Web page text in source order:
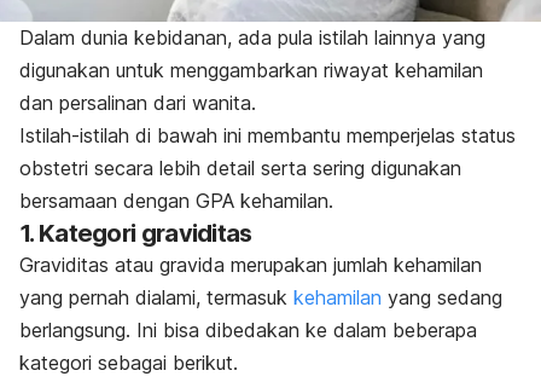
Dalam dunia kebidanan, ada pula istilah lainnya yang
digunakan untuk menggambarkan riwayat kehamilan
dan persalinan dari wanita.
Istilah-istilah di bawah ini membantu memperjelas status
obstetri secara lebih detail serta sering digunakan
bersamaan dengan GPA kehamilan.
1. Kategori graviditas
Graviditas atau gravida merupakan jumlah kehamilan
yang pernah dialami, termasuk kehamilan yang sedang
berlangsung. Ini bisa dibedakan ke dalam beberapa
kategori sebagai berikut.